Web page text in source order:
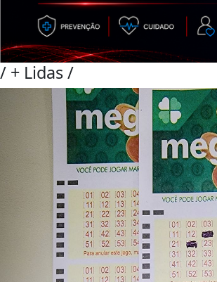
/ + Lidas/